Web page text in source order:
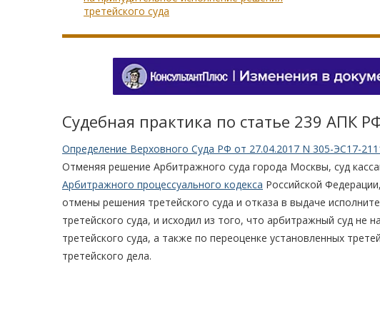
третейского суда
Судебная практика по статье 239 АПК
Определение Верховного Суда РФ от 27.04.2017 N 305-ЭС17-
Отменяя решение Арбитражного суда города Москвы, суд
Арбитражного процессуального кодекса Российской
отмены решения третейского суда и отказа в выдаче
третейского суда, и исходил из того, что арбитражный суд
третейского суда, а также по переоценке установленных
третейского дела.